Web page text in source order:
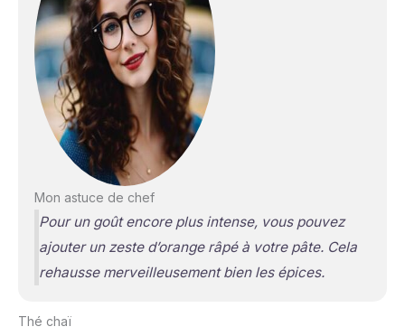
Mon astuce de chef
Pour un goût encore plus intense, vous pouvez
ajouter un zeste d’orange râpé à votre pâte. Cela
rehausse merveilleusement bien les épices.
Thé chaï